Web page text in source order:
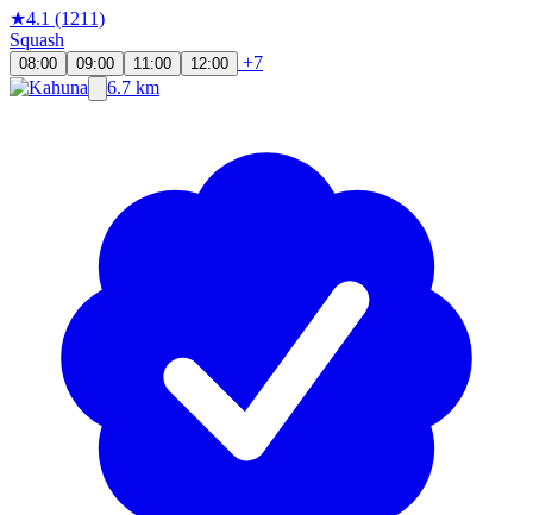
★4.1 (1211)
Squash
08:00 09:00 11:00 12:00
+7
6.7 km